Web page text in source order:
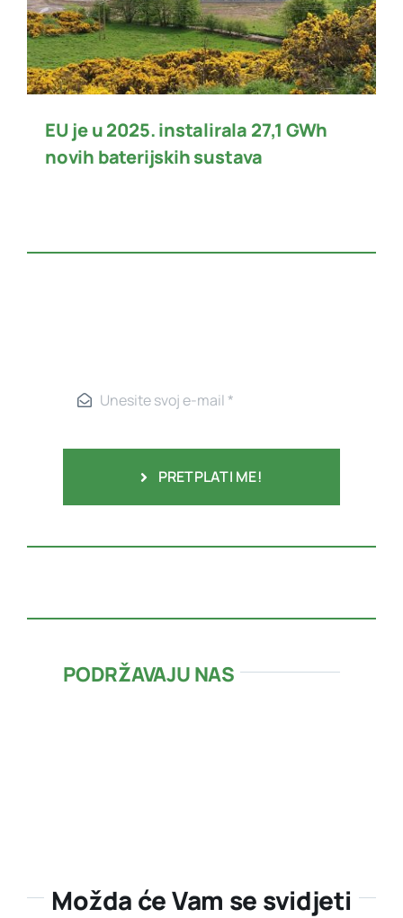
EU je u 2025. instalirala 27,1 GWh
novih baterijskih sustava
PRETPLATI ME!
PODRŽAVAJU NAS
Možda će Vam se svidjeti